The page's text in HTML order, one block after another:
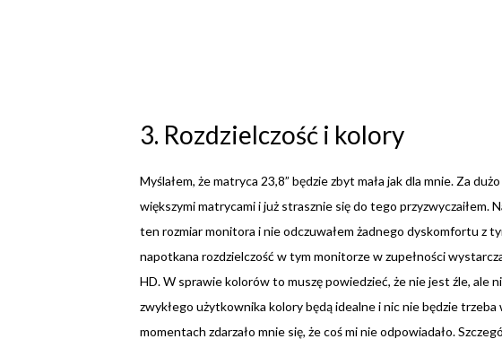
3. Rozdzielczość i kolory
Myślałem, że matryca 23,8” będzie zbyt mała jak dla mnie. Za
większymi matrycami i już strasznie się do tego przyzwyczaiłem.
ten rozmiar monitora i nie odczuwałem żadnego dyskomfortu z
napotkana rozdzielczość w tym monitorze w zupełności
HD. W sprawie kolorów to muszę powiedzieć, że nie jest źle, ale
zwykłego użytkownika kolory będą idealne i nic nie będzie
momentach zdarzało mnie się, że coś mi nie odpowiadało.